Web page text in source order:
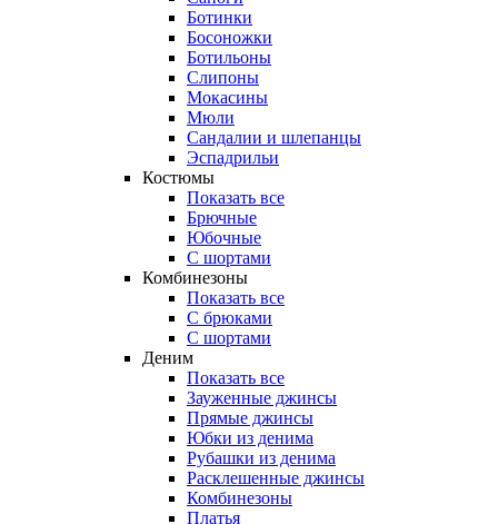
Ботинки
Босоножки
Ботильоны
Слипоны
Мокасины
Мюли
Сандалии и шлепанцы
Эспадрильи
Костюмы
Показать все
Брючные
Юбочные
С шортами
Комбинезоны
Показать все
С брюками
С шортами
Деним
Показать все
Зауженные джинсы
Прямые джинсы
Юбки из денима
Рубашки из денима
Расклешенные джинсы
Комбинезоны
Платья